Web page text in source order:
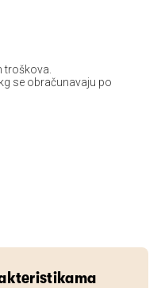
troškova.
se obračunavaju po